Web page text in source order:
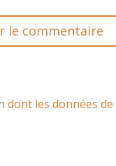
dont les données de